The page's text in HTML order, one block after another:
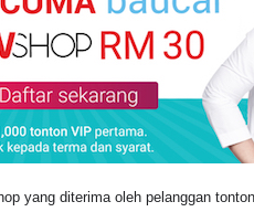
yang diterima oleh pelanggan